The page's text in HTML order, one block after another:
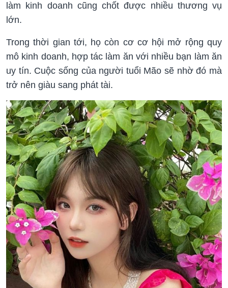
làm kinh doanh cũng chốt được nhiều thương vụ
lớn.
Trong thời gian tới, họ còn cơ cơ hội mở rộng quy
mô kinh doanh, hợp tác làm ăn với nhiều bạn làm ăn
uy tín. Cuộc sống của người tuổi Mão sẽ nhờ đó mà
trở nên giàu sang phát tài.